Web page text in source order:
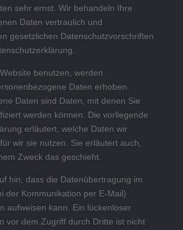
sehr ernst. Wir behandeln Ihre
Daten vertraulich und
gesetzlichen Datenschutzvorschriften
benutzen, werden
Daten erhoben.
Daten sind Daten, mit denen Sie
werden können. Die vorliegende
erläutert, welche Daten wir
wir sie nutzen. Sie erläutert auch,
Zweck das geschieht.
hin, dass die Datenübertragung im
der Kommunikation per E-Mail)
aufweisen kann. Ein lückenloser
vor dem Zugriff durch Dritte ist nicht